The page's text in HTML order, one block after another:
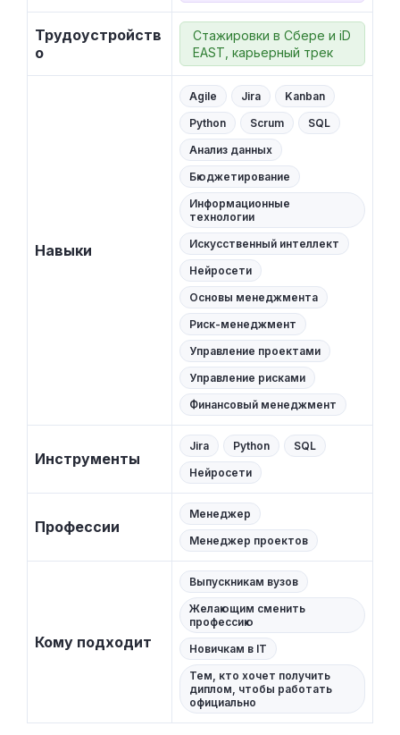
Трудоустройств
о
Стажировки в Сбере и iD
EAST, карьерный трек
Навыки
Agile Jira
Kanban
Python
Scrum
SQL
Анализ данных
Бюджетирование
Информационные
технологии
Искусственный интеллект
Нейросети
Основы менеджмента
Риск-менеджмент
Управление проектами
Управление рисками
Финансовый менеджмент
Инструменты
Jira Python
SQL
Нейросети
Профессии
Менеджер
Менеджер проектов
Кому подходит
Выпускникам вузов
Желающим сменить
профессию
Новичкам в IT
Тем, кто хочет получить
диплом, чтобы работать
официально